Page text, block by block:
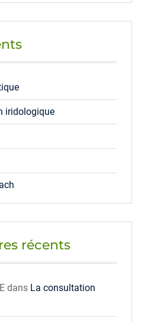
iridologique
récents
dans La consultation